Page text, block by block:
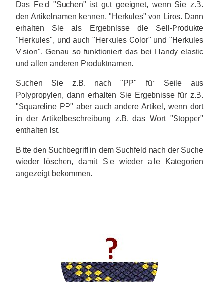
Das Feld "Suchen" ist gut geeignet, wenn Sie z.B.
den Artikelnamen kennen, "Herkules" von Liros. Dann
erhalten Sie als Ergebnisse die Seil-Produkte
"Herkules", und auch "Herkules Color" und "Herkules
Vision". Genau so funktioniert das bei Handy elastic
und allen anderen Produktnamen.
Suchen Sie z.B. nach "PP" für Seile aus
Polypropylen, dann erhalten Sie Ergebnisse für z.B.
"Squareline PP" aber auch andere Artikel, wenn dort
in der Artikelbeschreibung z.B. das Wort "Stopper"
enthalten ist.
Bitte den Suchbegriff in dem Suchfeld nach der Suche
wieder löschen, damit Sie wieder alle Kategorien
angezeigt bekommen.